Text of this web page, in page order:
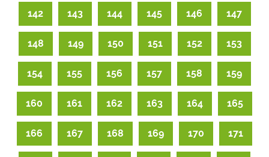
142 143 144 145 146 147
148 149 150 151 152 153
154 155 156 157 158 159
160 161 162 163 164 165
166 167 168 169 170 171